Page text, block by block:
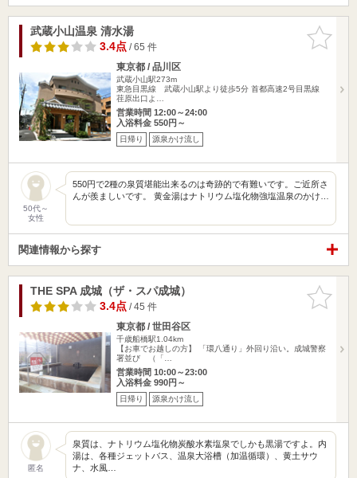
お気に入
りに追加
武蔵小山温泉 清水湯
3.4点/ 65 件
東京都 / 品川区
武蔵小山駅273m
東急目黒線 武蔵小山駅より徒歩5分 首都高速2号目黒線
荏原出口よ…
営業時間 12:00～24:00
入浴料金 550円～
日帰り 源泉かけ流し
50代～
女性
550円で2種の泉質堪能出来るのは奇跡的で有難いです。ご近所さ
んが羨ましいです。 黄金湯はナトリウム塩化物強塩温泉のかけ…
関連情報から探す
お気に入
りに追加
THE SPA 成城（ザ・スパ成城）
3.4点/ 45 件
東京都 / 世田谷区
千歳船橋駅1.04km
【お車でお越しの方】 「環八通り」外回り沿い。成城警察
署並び （「…
営業時間 10:00～23:00
入浴料金 990円～
日帰り 源泉かけ流し
匿名
泉質は、ナトリウム塩化物炭酸水素塩泉でしかも黒湯ですよ。内
湯は、各種ジェットバス、温泉大浴槽（加温循環）、黄土サウ
ナ、水風…